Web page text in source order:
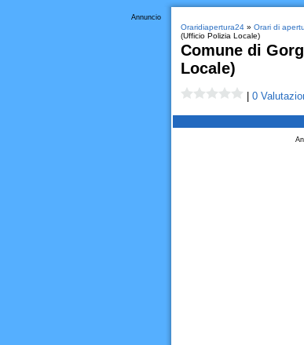
Annuncio
Oraridiapertura24» Orari di
(Ufficio Polizia Locale)
Comune di
Locale)
0